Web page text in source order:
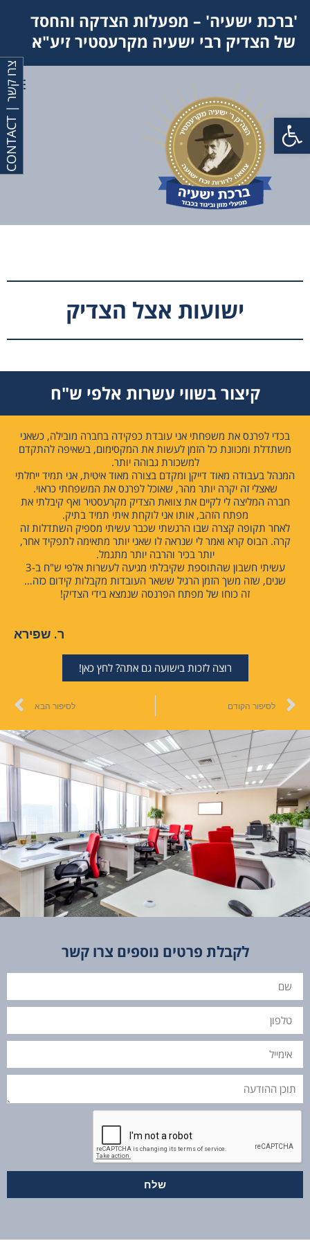
פתח סרגל נגישות
'ברכת ישעיה' – מפעלות הצדקה והחסד
של הצדיק רבי ישעיה מקרעסטיר זיע"א
ישועות אצל הצדיק
קיצור בשווי עשרות אלפי ש"ח
בכדי לפרנס את משפחתי אני עובדת כפקידה בחברה מובילה, כשאני
משתדלת ומכוונת כל הזמן לעשות את המקסימום, בשאיפה להתקדם
למשכורת גבוהה יותר.
המנהל בעבודה מאוד דייקן ומקדם בצורה מאוד איטית, אני תמיד ייחלתי
שאצלי זה יקרה יותר מהר, שאוכל לפרנס את המשפחתי כראוי.
חברה המליצה לי לקיים את צוואת הצדיק מקרעסטיר ואף קיבלתי את
מפתח הזהב, אותו אני לוקחת איתי תמיד בתיק.
לאחר תקופה קצרה שבו הרגשתי שכבר עשיתי מספיק השתדלות זה
קרה. הבוס קרא ואמר לי שנראה לו שאני יותר מתאימה לתפקיד אחר,
יותר בכיר והרבה יותר מתגמל.
עשיתי חשבון שהתוספת שקיבלתי מגיעה לעשרות אלפי ש"ח ב-3
שנים, שזה משך הזמן הרגיל ששאר העובדות מקבלות קידום כזה…
זה כוחו של מפתח הפרנסה שנמצא בידי הצדיק!
ר. שפירא
רוצה לזכות בישועה גם אתה? לחץ כאן!
לסיפור הקודם לסיפור הבא
לקבלת פרטים נוספים צרו קשר
שם
טלפון
אימייל
תוכן
ההודעה
שלח
צ
ר
ו
ק
ש
ר
|
C
O
N
T
A
C
T